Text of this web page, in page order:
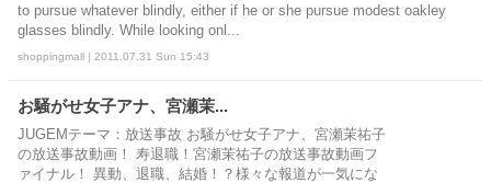
to pursue whatever blindly, either if he or she pursue modest oakley
glasses blindly. While looking onl...
shoppingmall | 2011.07.31 Sun 15:43
お騒がせ女子アナ、宮瀬茉...
JUGEMテーマ：放送事故 お騒がせ女子アナ、宮瀬茉祐子
の放送事故動画！ 寿退職！宮瀬茉祐子の放送事故動画フ
ァイナル！ 異動、退職、結婚！？様々な報道が一気にな